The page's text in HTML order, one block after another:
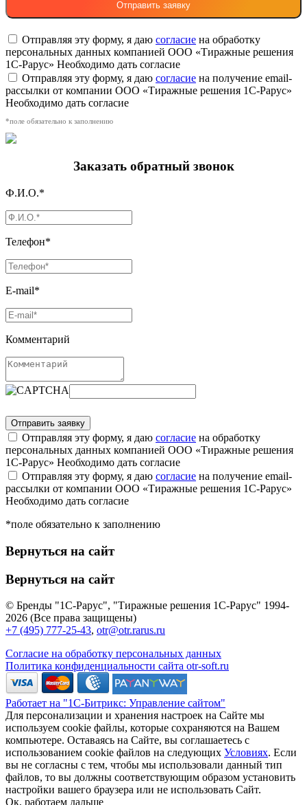
Отправляя эту форму, я даю согласие на обработку
персональных данных компанией ООО «Тиражные решения
1С-Рарус» Необходимо дать согласие
Отправляя эту форму, я даю согласие на получение email-
рассылки от компании ООО «Тиражные решения 1С-Рарус»
Необходимо дать согласие
*поле обязательно к заполнению
Заказать обратный звонок
Ф.И.О.*
Телефон*
E-mail*
Комментарий
Отправляя эту форму, я даю согласие на обработку
персональных данных компанией ООО «Тиражные решения
1С-Рарус» Необходимо дать согласие
Отправляя эту форму, я даю согласие на получение email-
рассылки от компании ООО «Тиражные решения 1С-Рарус»
Необходимо дать согласие
*поле обязательно к заполнению
Вернуться на сайт
Вернуться на сайт
© Бренды "1С-Рарус", "Тиражные решения 1С-Рарус" 1994-
2026 (Все права защищены)
+7 (495) 777-25-43, otr@otr.rarus.ru
Согласие на обработку персональных данных
Политика конфиденциальности сайта otr-soft.ru
Работает на "1С-Битрикс: Управление сайтом"
Для персонализации и хранения настроек на Сайте мы
используем cookie файлы, которые сохраняются на Вашем
компьютере. Оставаясь на Сайте, вы соглашаетесь с
использованием cookie файлов на следующих Условиях. Если
вы не согласны с тем, чтобы мы использовали данный тип
файлов, то вы должны соответствующим образом установить
настройки вашего браузера или не использовать Сайт.
Ок, работаем дальше